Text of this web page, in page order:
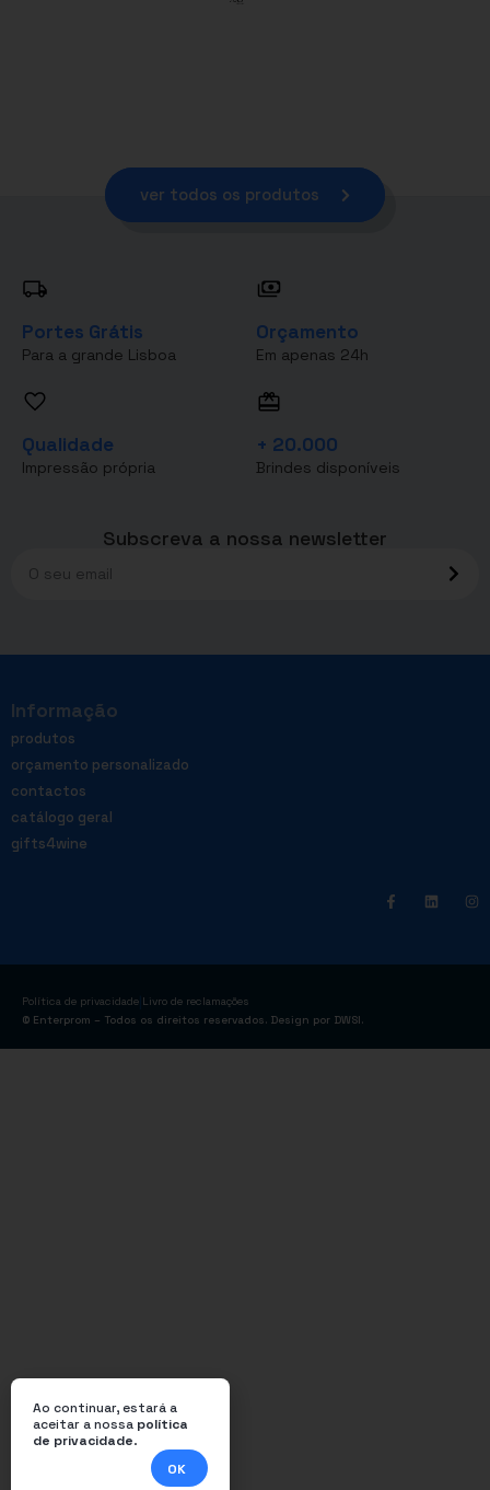
ver todos os produtos
Portes Grátis
Para a grande Lisboa
Orçamento
Em apenas 24h
Qualidade
Impressão própria
+ 20.000
Brindes disponíveis
Subscreva a nossa newsletter
Informação
produtos
orçamento personalizado
contactos
catálogo geral
gifts4wine
Política de privacidade Livro de reclamações
© Enterprom – Todos os direitos reservados. Design por DWSI.
Ao continuar, estará a
aceitar a nossa política
de privacidade.
OK